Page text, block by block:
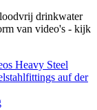
drinkwater
van video's - kijk